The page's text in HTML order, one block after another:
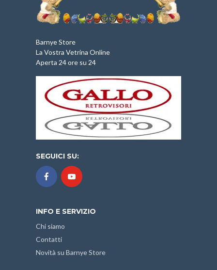
Barnye Store
La Vostra Vetrina Online
Aperta 24 ore su 24
SEGUICI SU:
INFO E SERVIZIO
Chi siamo
Contatti
Novità su Barnye Store